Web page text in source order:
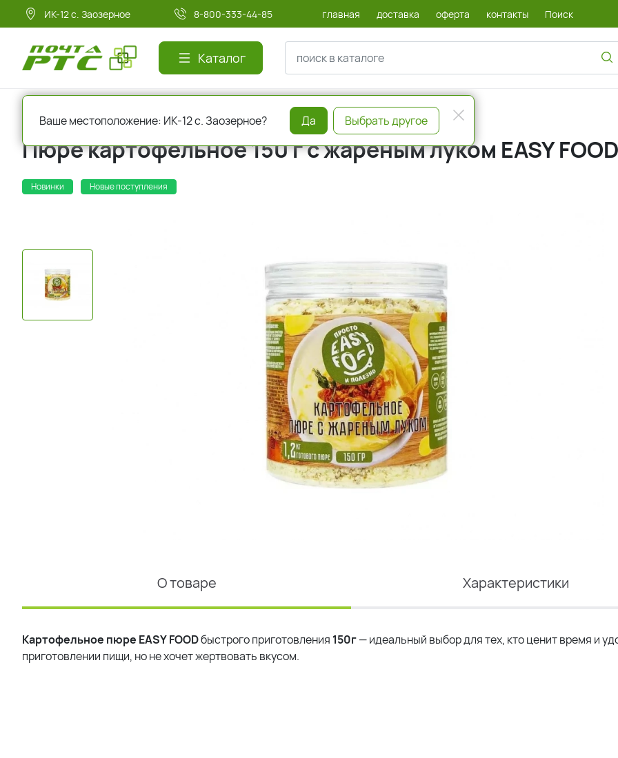
ИК-12 с. Заозерное 8-800-333-44-85 главная доставка оферта контакты Поиск
Каталог
Продукты быстрого приготовления
Пюре картофельное 150 г с жареным луком EASY FOOD
Новинки Новые поступления
О товаре Характеристики
Картофельное пюре EASYFOODбыстрого приготовления 150г— идеальный выбор для тех, кто ценит время и
приготовлении пищи, но не хочет жертвовать вкусом.
Ваше местоположение: ИК-12 с. Заозерное? Да Выбрать другое